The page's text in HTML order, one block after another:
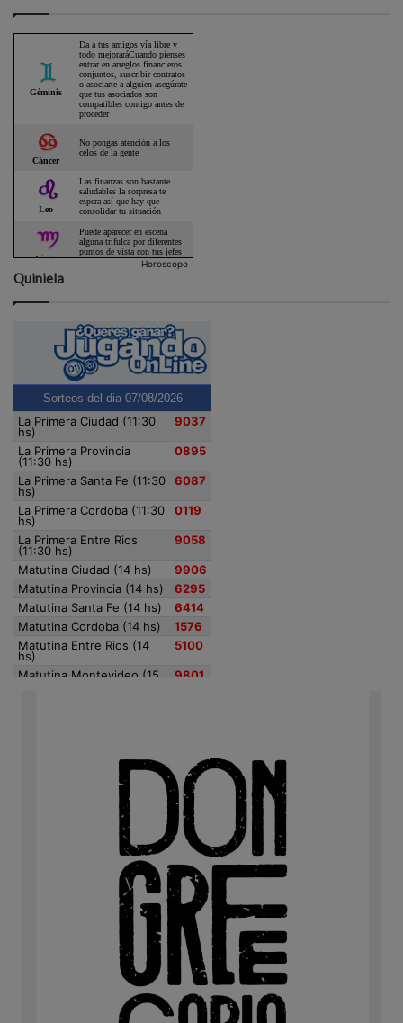
Horoscopo
Quiniela